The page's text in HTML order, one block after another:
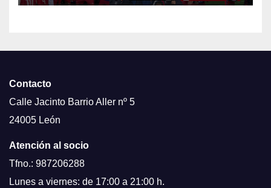
Contacto
Calle Jacinto Barrio Aller nº 5
24005 León
Atención al socio
Tfno.: 987206288
Lunes a viernes: de 17:00 a 21:00 h.